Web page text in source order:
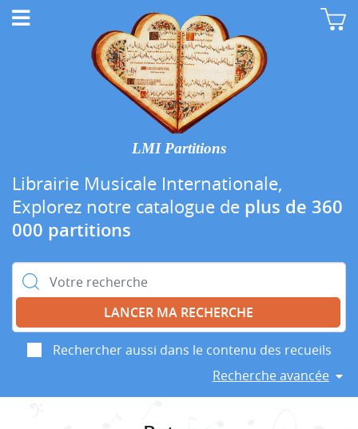
LMI Partitions
Librairie Musicale Internationale,
Explorez notre catalogue de plus de 360
000 partitions
Rechercher :
Rechercher aussi dans le contenu des recueils
Recherche avancée